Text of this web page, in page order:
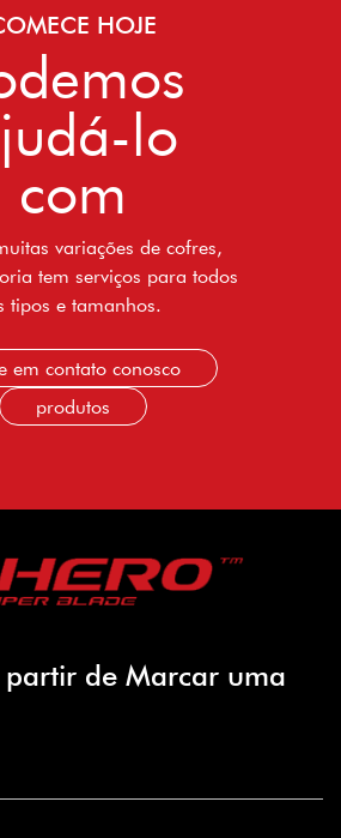
HOJE
lo
com
variações de cofres,
tem serviços para todos
tipos e tamanhos.
em contato conosco
produtos
partir de Marcar uma